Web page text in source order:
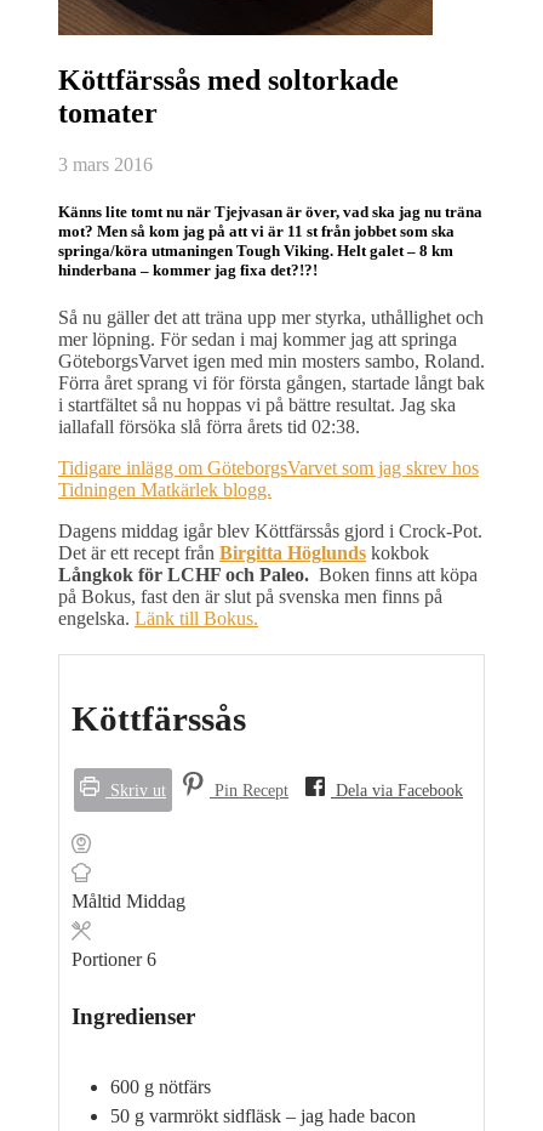
Köttfärssås med soltorkade
tomater
3 mars 2016
Känns lite tomt nu när Tjejvasan är över, vad ska jag nu träna
mot? Men så kom jag på att vi är 11 st från jobbet som ska
springa/köra utmaningen Tough Viking. Helt galet – 8 km
hinderbana – kommer jag fixa det?!?!
Så nu gäller det att träna upp mer styrka, uthållighet och
mer löpning. För sedan i maj kommer jag att springa
GöteborgsVarvet igen med min mosters sambo, Roland.
Förra året sprang vi för första gången, startade långt bak
i startfältet så nu hoppas vi på bättre resultat. Jag ska
iallafall försöka slå förra årets tid 02:38.
Tidigare inlägg om GöteborgsVarvet som jag skrev hos
Tidningen Matkärlek blogg.
Dagens middag igår blev Köttfärssås gjord i Crock-Pot.
Det är ett recept från Birgitta Höglunds kokbok
Långkok för LCHF och Paleo. Boken finns att köpa
på Bokus, fast den är slut på svenska men finns på
engelska. Länk till Bokus.
Köttfärssås
Skriv ut Pin Recept Dela via Facebook
Måltid Middag
Portioner6
Ingredienser
600 g nötfärs
50 g varmrökt sidfläsk – jag hade bacon